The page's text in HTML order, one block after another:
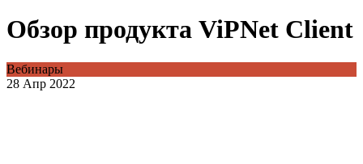
Обзор продукта ViPNet Client
Вебинары
28 Апр 2022